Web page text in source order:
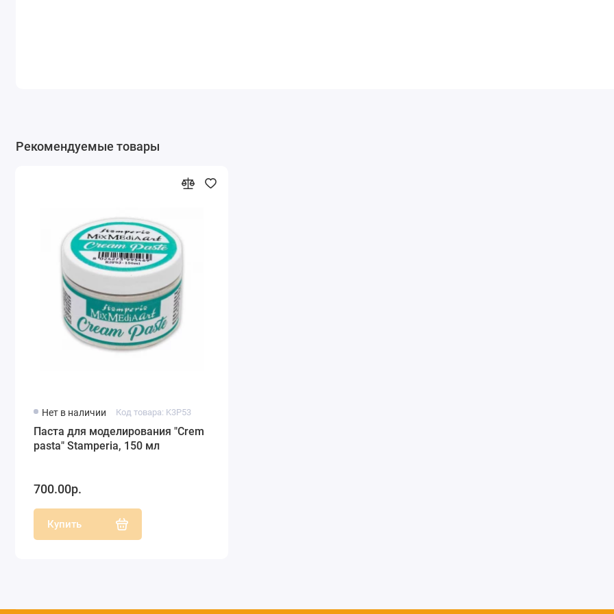
Рекомендуемые товары
Нет в наличии Код товара: K3P53
Паста для моделирования "Crеm
pasta" Stamperia, 150 мл
700.00р.
Купить